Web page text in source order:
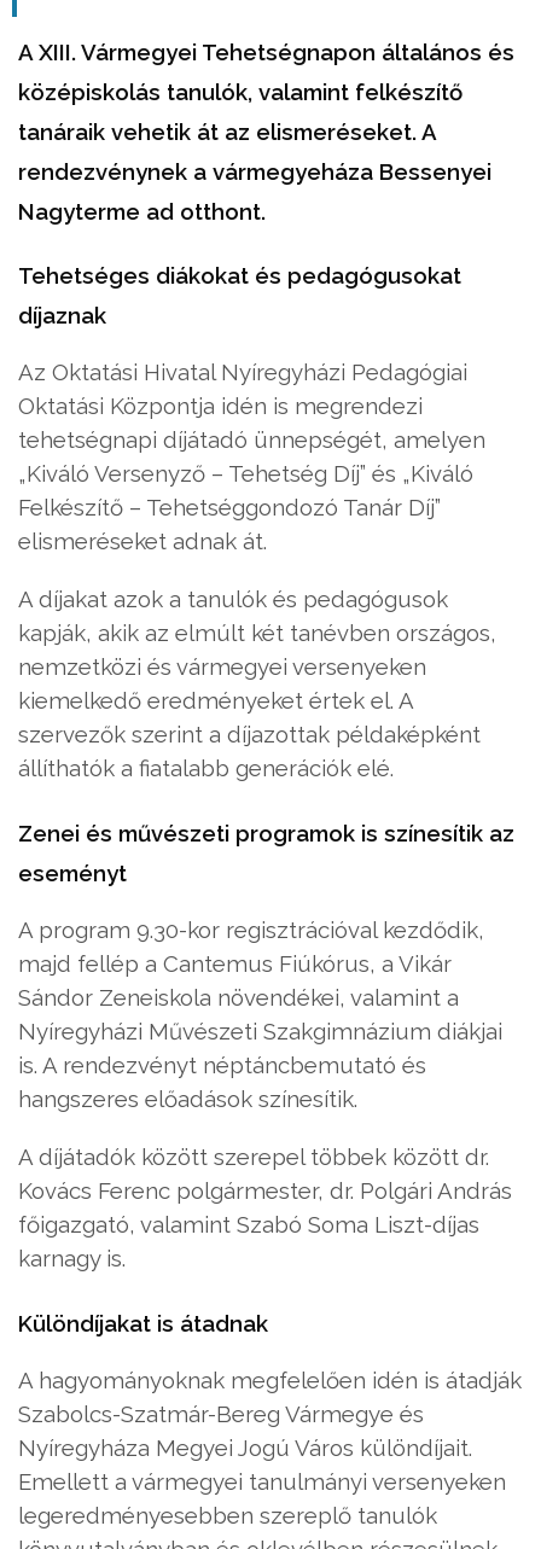
A XIII. Vármegyei Tehetségnapon általános és
középiskolás tanulók, valamint felkészítő
tanáraik vehetik át az elismeréseket. A
rendezvénynek a vármegyeháza Bessenyei
Nagyterme ad otthont.
Tehetséges diákokat és pedagógusokat
díjaznak
Az Oktatási Hivatal Nyíregyházi Pedagógiai
Oktatási Központja idén is megrendezi
tehetségnapi díjátadó ünnepségét, amelyen
„Kiváló Versenyző – Tehetség Díj” és „Kiváló
Felkészítő – Tehetséggondozó Tanár Díj”
elismeréseket adnak át.
A díjakat azok a tanulók és pedagógusok
kapják, akik az elmúlt két tanévben országos,
nemzetközi és vármegyei versenyeken
kiemelkedő eredményeket értek el. A
szervezők szerint a díjazottak példaképként
állíthatók a fiatalabb generációk elé.
Zenei és művészeti programok is színesítik az
eseményt
A program 9.30-kor regisztrációval kezdődik,
majd fellép a Cantemus Fiúkórus, a Vikár
Sándor Zeneiskola növendékei, valamint a
Nyíregyházi Művészeti Szakgimnázium diákjai
is. A rendezvényt néptáncbemutató és
hangszeres előadások színesítik.
A díjátadók között szerepel többek között dr.
Kovács Ferenc polgármester, dr. Polgári András
főigazgató, valamint Szabó Soma Liszt-díjas
karnagy is.
Különdíjakat is átadnak
A hagyományoknak megfelelően idén is átadják
Szabolcs-Szatmár-Bereg Vármegye és
Nyíregyháza Megyei Jogú Város különdíjait.
Emellett a vármegyei tanulmányi versenyeken
legeredményesebben szereplő tanulók